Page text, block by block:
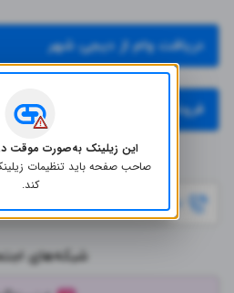
دریافت وام از دیجی شهر
فروشگاه دیجی شهر
راه‌های
شبکه‌های
این زیلینک به‌صورت موقت
صاحب صفحه باید تنظیمات
کند.